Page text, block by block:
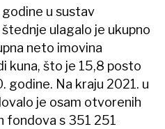
u sustav
ulagalo je ukupno
neto imovina
kuna, što je 15,8 posto
godine. Na kraju 2021. u
je osam otvorenih
fondova s 351 251